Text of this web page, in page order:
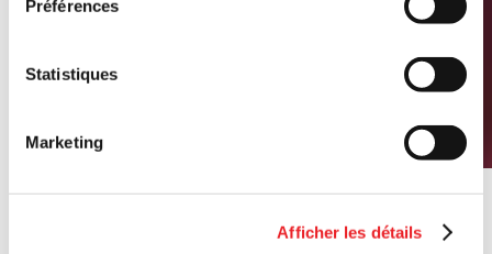
Préférences
Statistiques
Marketing
Afficher les détails